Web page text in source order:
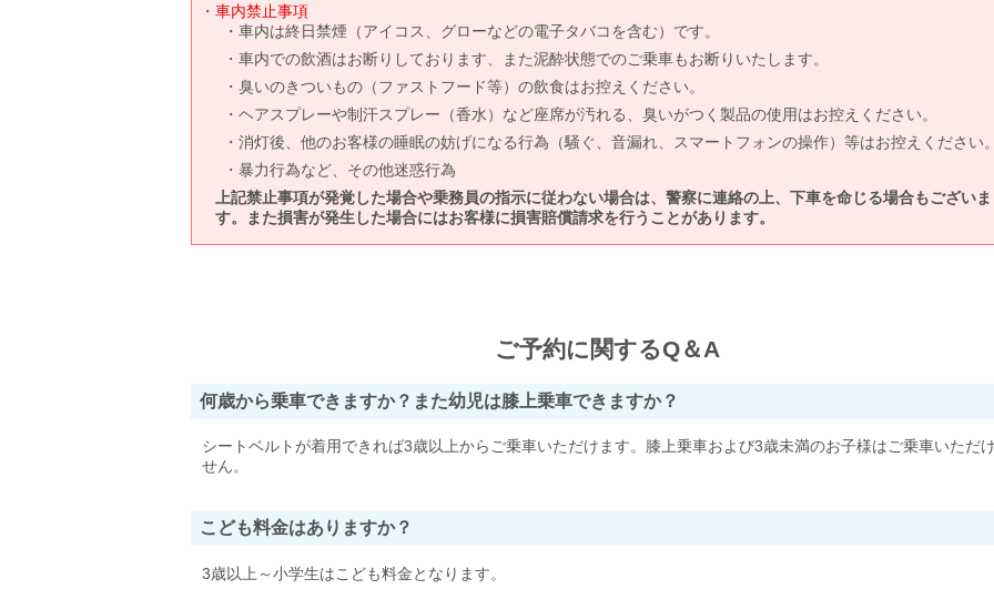
車内禁止事項
車内は終日禁煙（アイコス、グローなどの電子タバコを含む）です。
車内での飲酒はお断りしております、また泥酔状態でのご乗車もお断りいたします。
臭いのきついもの（ファストフード等）の飲食はお控えください。
ヘアスプレーや制汗スプレー（香水）など座席が汚れる、臭いがつく製品の使用はお控えください。
消灯後、他のお客様の睡眠の妨げになる行為（騒ぐ、音漏れ、スマートフォンの操作）等はお控えください
暴力行為など、その他迷惑行為
上記禁止事項が発覚した場合や乗務員の指示に従わない場合は、警察に連絡の上、下車を命じる場合もございま
す。また損害が発生した場合にはお客様に損害賠償請求を行うことがあります。
ご予約に関するQ＆A
何歳から乗車できますか？また幼児は膝上乗車できますか？
シートベルトが着用できれば3歳以上からご乗車いただけます。膝上乗車および3歳未満のお子様はご乗車いただ
せん。
こども料金はありますか？
3歳以上～小学生はこども料金となります。